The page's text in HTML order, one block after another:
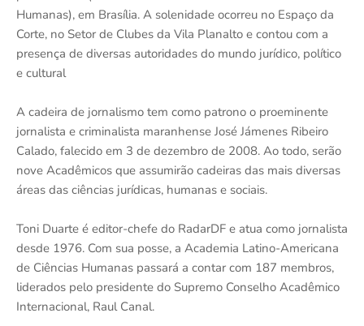
Humanas), em Brasília. A solenidade ocorreu no Espaço da
Corte, no Setor de Clubes da Vila Planalto e contou com a
presença de diversas autoridades do mundo jurídico, político
e cultural
A cadeira de jornalismo tem como patrono o proeminente
jornalista e criminalista maranhense José Jámenes Ribeiro
Calado, falecido em 3 de dezembro de 2008. Ao todo, serão
nove Acadêmicos que assumirão cadeiras das mais diversas
áreas das ciências jurídicas, humanas e sociais.
Toni Duarte é editor-chefe do RadarDF e atua como jornalista
desde 1976. Com sua posse, a Academia Latino-Americana
de Ciências Humanas passará a contar com 187 membros,
liderados pelo presidente do Supremo Conselho Acadêmico
Internacional, Raul Canal.